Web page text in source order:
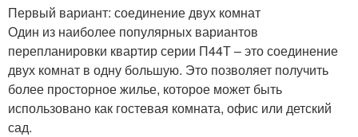
Первый вариант: соединение двух комнат
Один из наиболее популярных вариантов
перепланировки квартир серии П44Т – это соединение
двух комнат в одну большую. Это позволяет получить
более просторное жилье, которое может быть
использовано как гостевая комната, офис или детский
сад.